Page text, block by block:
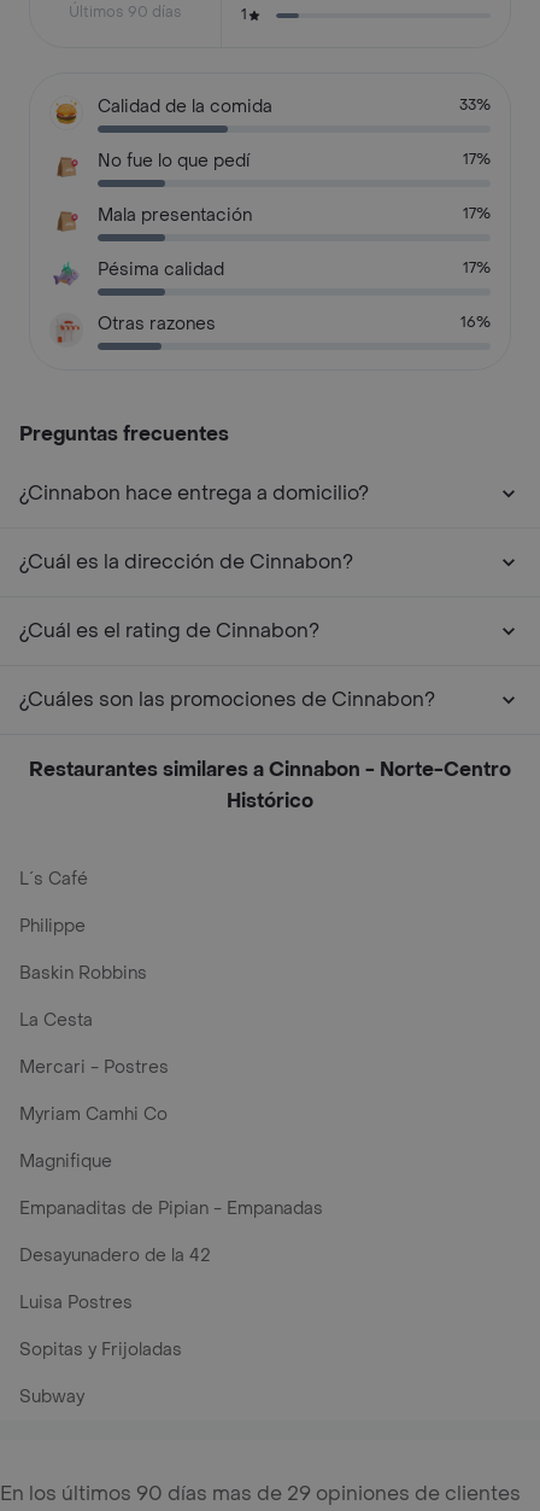
Últimos 90 días
1
Calidad de la comida 33%
No fue lo que pedí 17%
Mala presentación 17%
Pésima calidad 17%
Otras razones 16%
Preguntas frecuentes
¿Cinnabon hace entrega a domicilio?
¿Cuál es la dirección de Cinnabon?
¿Cuál es el rating de Cinnabon?
¿Cuáles son las promociones de Cinnabon?
Restaurantes similares a Cinnabon - Norte-Centro
Histórico
L´s Café
Philippe
Baskin Robbins
La Cesta
Mercari - Postres
Myriam Camhi Co
Magnifique
Empanaditas de Pipian - Empanadas
Desayunadero de la 42
Luisa Postres
Sopitas y Frijoladas
Subway
En los últimos 90 días mas de 29 opiniones de clientes